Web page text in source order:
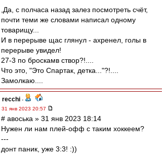
,Да, с полчаса назад залез посмотреть счёт,
почти теми же словами написал одному
товарищу...
И в перерыве щас глянул - ахренел, голы в
перерыве увидел!
27-3 по броскамв створ?!....
Что это, "Это Спартак, детка..."?!....
Замолкаю....
recchi -
31 янв 2023 20:57
# авоська » 31 янв 2023 18:14
Нужен ли нам плей-офф с таким хоккеем?
---
донт паник, уже 3:3! :))